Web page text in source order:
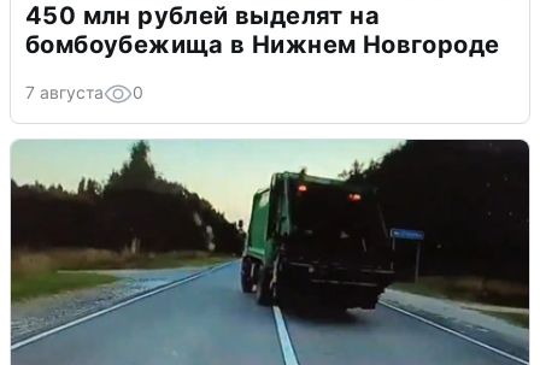
450 млн рублей выделят на
бомбоубежища в Нижнем Новгороде
7 августа 0